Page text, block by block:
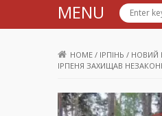
MENU
HOME / ІРПІНЬ / НОВИЙ
ІРПЕНЯ ЗАХИЩАВ